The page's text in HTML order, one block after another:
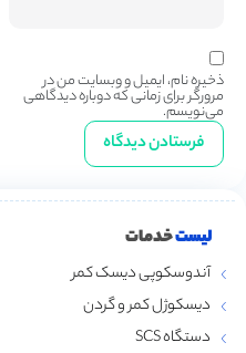
ذخیره نام، ایمیل و وبسایت من در
مرورگر برای زمانی که دوباره دیدگاهی
می‌نویسم.
لیستخدمات
آندوسکوپی دیسک کمر
دیسکوژل کمر و گردن
دستگاه SCS